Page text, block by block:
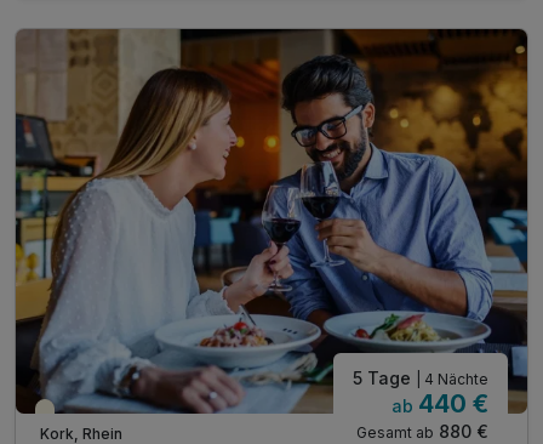
1 x Flasche Wein
1 x Willkommensgetränk
inkl. 1 Flasche Wasser auf dem Zimmer
inkl. Parkplatz
inkl. WLAN
inkl. Übernachtungssteuer
Teilweise ausgelastet
Kork, Rhein
5 Tage | 4 Nächte
ab 440 €
Gesamt ab 880 €